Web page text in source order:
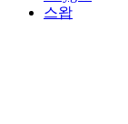
스왑